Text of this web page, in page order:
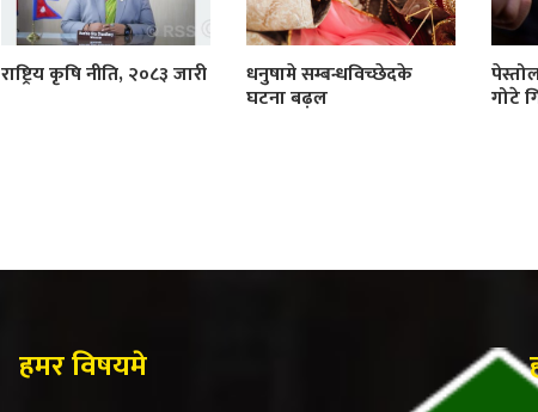
राष्ट्रिय कृषि नीति, २०८३ जारी धनुषामे सम्बन्धविच्छेदके
घटना बढ़ल गोटे
हमर विषयमे